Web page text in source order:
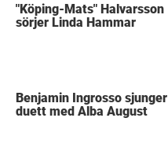
"Köping-Mats" Halvarsson
sörjer Linda Hammar
Benjamin Ingrosso sjunger
duett med Alba August